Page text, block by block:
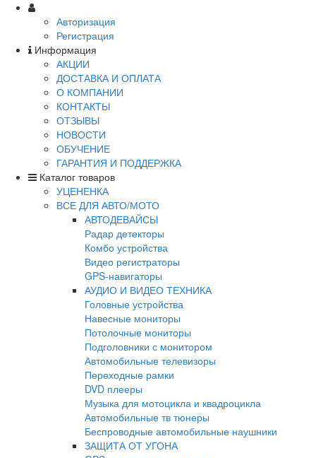
Авторизация
Регистрация
Информация
АКЦИИ
ДОСТАВКА И ОПЛАТА
О КОМПАНИИ
КОНТАКТЫ
ОТЗЫВЫ
НОВОСТИ
ОБУЧЕНИЕ
ГАРАНТИЯ И ПОДДЕРЖКА
Каталог товаров
УЦЕНЕНКА
ВСЕ ДЛЯ АВТО/МОТО
АВТОДЕВАЙСЫ
Радар детекторы
Комбо устройства
Видео регистраторы
GPS-навигаторы
АУДИО И ВИДЕО ТЕХНИКА
Головные устройства
Навесные мониторы
Потолочные мониторы
Подголовники с монитором
Автомобильные телевизоры
Переходные рамки
DVD плееры
Музыка для мотоцикла и квадроцикла
Автомобильные тв тюнеры
Беспроводные автомобильные наушники
ЗАЩИТА ОТ УГОНА